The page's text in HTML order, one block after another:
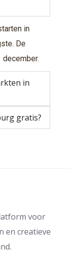
in
De
in
gratis?
voor
en creatieve